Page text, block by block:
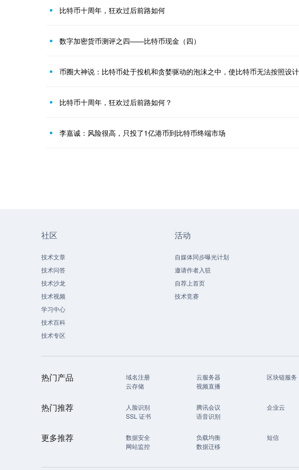
比特币十周年，狂欢过后前路如何
数字加密货币测评之四——比特币现金（四）
比特币十周年，狂欢过后前路如何？
李嘉诚：风险很高，只投了1亿港币到比特币终端市场
社区
技术文章
技术问答
技术沙龙
技术视频
学习中心
技术百科
技术专区
活动
自媒体同步曝光计划
邀请作者入驻
自荐上首页
技术竞赛
热门产品 域名注册 云服务器 区块链服务
云存储
视频直播
热门推荐 人脸识别 腾讯会议 企业云
SSL 证书
语音识别
更多推荐 数据安全 负载均衡 短信
网站监控
数据迁移